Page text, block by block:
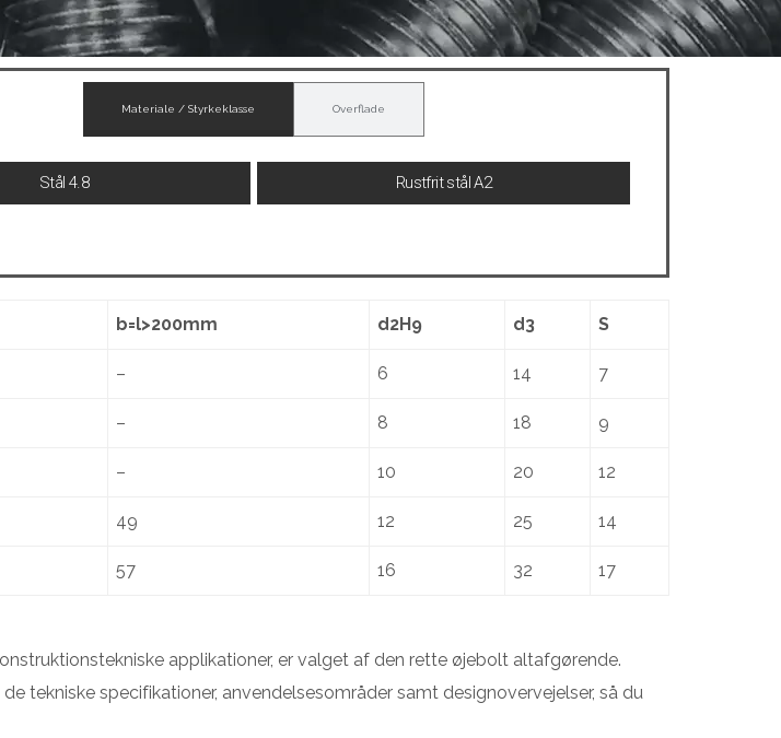
Materiale / Styrkeklasse Overflade
Stål 4.8 Rustfrit stål A2
b=l>200mm d2H9 d3 S
– 6 14 7
– 8 18 9
– 10 20 12
49 12 25 14
57 16 32 17
applikationer, er valget af den rette øjebolt altafgørende.
tekniske specifikationer, anvendelsesområder samt designovervejelser, så du